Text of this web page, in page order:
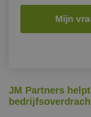
Mijn
JM Partners